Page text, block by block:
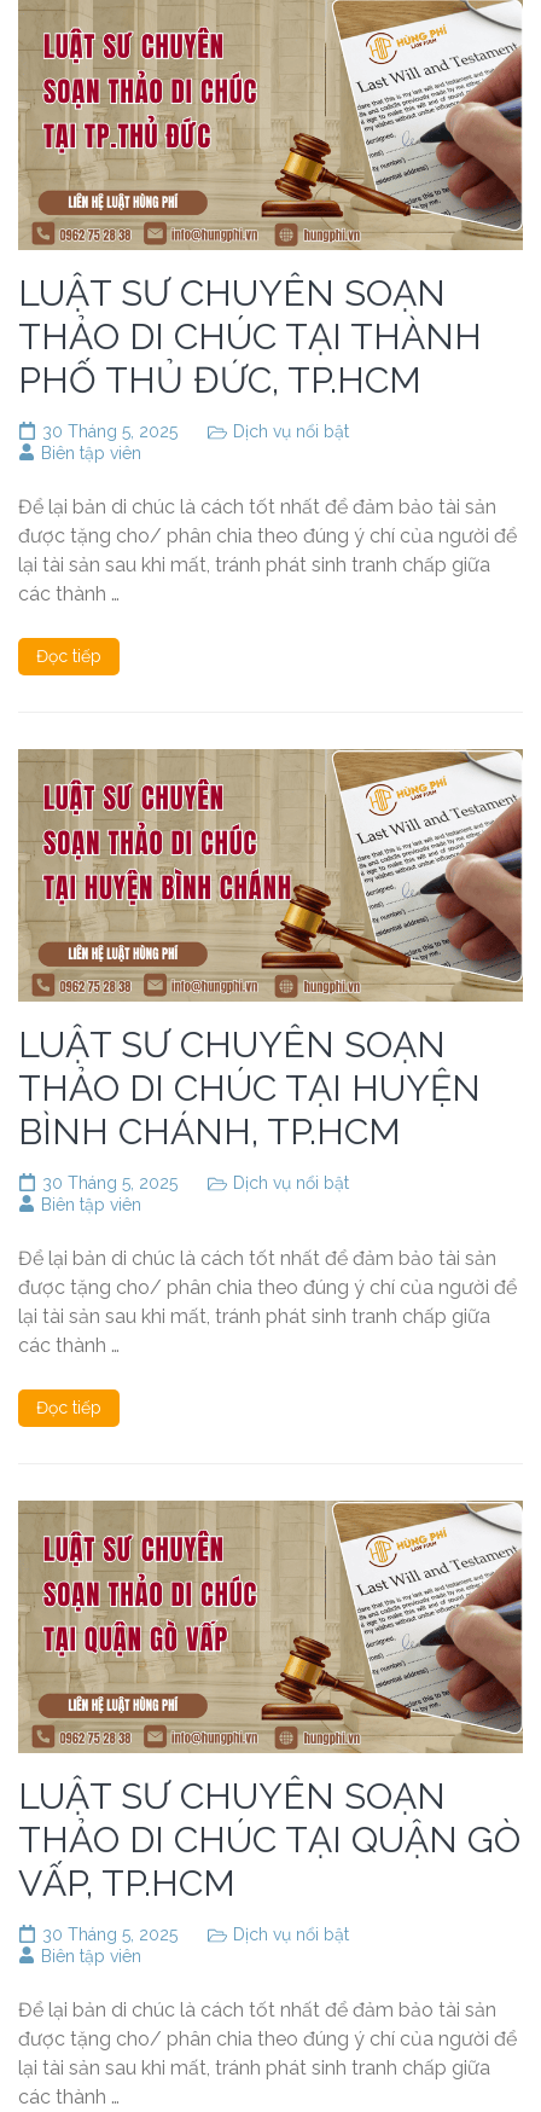
LUẬT SƯ CHUYÊN SOẠN
THẢO DI CHÚC TẠI THÀNH
PHỐ THỦ ĐỨC, TP.HCM
30 Tháng 5, 2025
Dịch vụ nổi bật
Biên tập viên
Để lại bản di chúc là cách tốt nhất để đảm bảo tài sản
được tặng cho/ phân chia theo đúng ý chí của người để
lại tài sản sau khi mất, tránh phát sinh tranh chấp giữa
các thành …
Đọc tiếp
LUẬT SƯ CHUYÊN SOẠN
THẢO DI CHÚC TẠI HUYỆN
BÌNH CHÁNH, TP.HCM
30 Tháng 5, 2025
Dịch vụ nổi bật
Biên tập viên
Để lại bản di chúc là cách tốt nhất để đảm bảo tài sản
được tặng cho/ phân chia theo đúng ý chí của người để
lại tài sản sau khi mất, tránh phát sinh tranh chấp giữa
các thành …
Đọc tiếp
LUẬT SƯ CHUYÊN SOẠN
THẢO DI CHÚC TẠI QUẬN GÒ
VẤP, TP.HCM
30 Tháng 5, 2025
Dịch vụ nổi bật
Biên tập viên
Để lại bản di chúc là cách tốt nhất để đảm bảo tài sản
được tặng cho/ phân chia theo đúng ý chí của người để
lại tài sản sau khi mất, tránh phát sinh tranh chấp giữa
các thành …